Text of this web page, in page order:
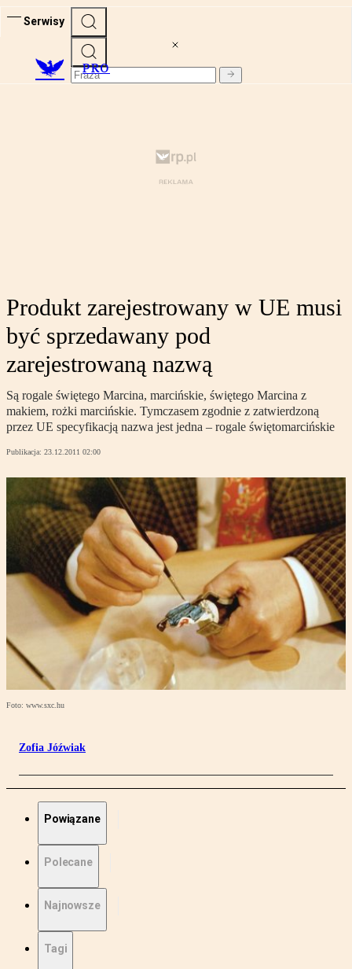
Serwisy
PRO
Produkt zarejestrowany w UE musi
być sprzedawany pod
zarejestrowaną nazwą
Są rogale świętego Marcina, marcińskie, świętego Marcina z
makiem, rożki marcińskie. Tymczasem zgodnie z zatwierdzoną
przez UE specyfikacją nazwa jest jedna – rogale świętomarcińskie
Publikacja: 23.12.2011 02:00
Foto: www.sxc.hu
Zofia Jóźwiak
Powiązane
Polecane
Najnowsze
Tagi